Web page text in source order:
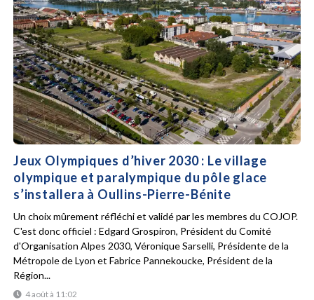
Jeux Olympiques d’hiver 2030 : Le village
olympique et paralympique du pôle glace
s’installera à Oullins-Pierre-Bénite
4 août à 11:02
Un choix mûrement réfléchi et validé par les membres du COJOP.
C'est donc officiel : Edgard Grospiron, Président du Comité
d'Organisation Alpes 2030, Véronique Sarselli, Présidente de la
Métropole de Lyon et Fabrice Pannekoucke, Président de la
Région...